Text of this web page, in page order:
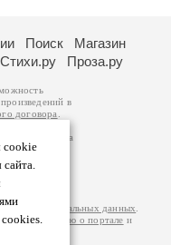
cookie
cookies.
Поиск
Магазин
Стихи.ру Проза.ру
в
договора
авторам
возможна
можете
за
на
персональных данных
информацию о портале и